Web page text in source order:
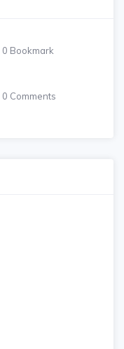
0 Bookmark
0 Comments